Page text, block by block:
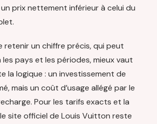
prix nettement inférieur à celui du
retenir un chiffre précis, qui peut
les pays et les périodes, mieux vaut
la logique : un investissement de
mais un coût d’usage allégé par le
Pour les tarifs exacts et la
site officiel de Louis Vuitton reste